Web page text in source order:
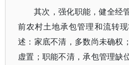
其次，强化职能，健全经
前农村土地承包管理和流转
述：家底不清，多数尚未确权
虚置；职能不清，承包管理缺